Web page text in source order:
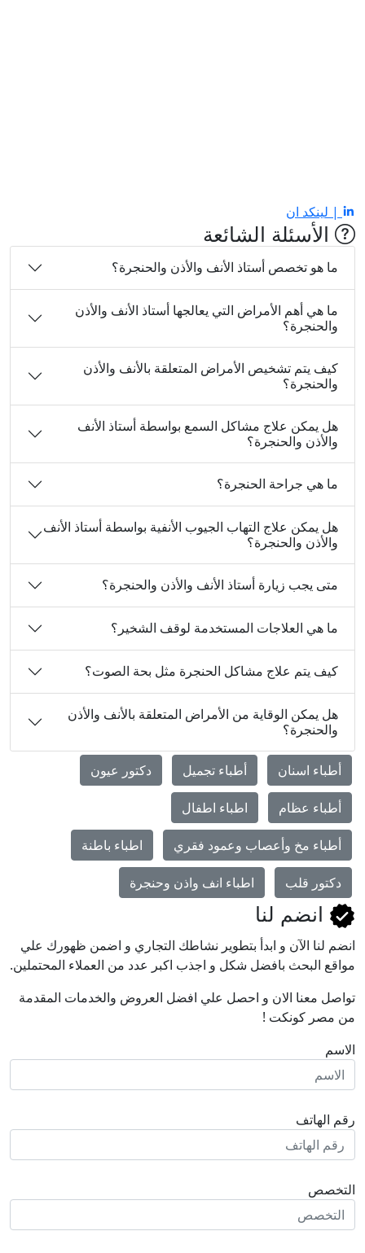
| لينكد ان
الأسئلة الشائعة
ما هو تخصص أستاذ الأنف والأذن والحنجرة؟
ما هي أهم الأمراض التي يعالجها أستاذ الأنف والأذن
والحنجرة؟
كيف يتم تشخيص الأمراض المتعلقة بالأنف والأذن
والحنجرة؟
هل يمكن علاج مشاكل السمع بواسطة أستاذ الأنف
والأذن والحنجرة؟
ما هي جراحة الحنجرة؟
هل يمكن علاج التهاب الجيوب الأنفية بواسطة أستاذ الأنف
والأذن والحنجرة؟
متى يجب زيارة أستاذ الأنف والأذن والحنجرة؟
ما هي العلاجات المستخدمة لوقف الشخير؟
كيف يتم علاج مشاكل الحنجرة مثل بحة الصوت؟
هل يمكن الوقاية من الأمراض المتعلقة بالأنف والأذن
والحنجرة؟
أطباء اسنان أطباء تجميل دكتور عيون
أطباء عظام اطباء اطفال
أطباء مخ وأعصاب وعمود فقري اطباء باطنة
دكتور قلب اطباء انف واذن وحنجرة
انضم لنا
انضم لنا اﻵن و ابدأ بتطوير نشاطك التجاري و اضمن ظهورك علي
مواقع البحث بافضل شكل و اجذب اكبر عدد من العملاء المحتملين.
تواصل معنا الان و احصل علي افضل العروض والخدمات المقدمة
من مصر كونكت !
الاسم
رقم الهاتف
التخصص